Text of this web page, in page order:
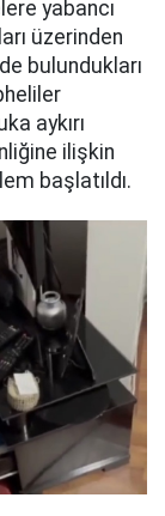
yabancı
üzerinden
bulundukları
aykırı
ilişkin
başlatıldı.